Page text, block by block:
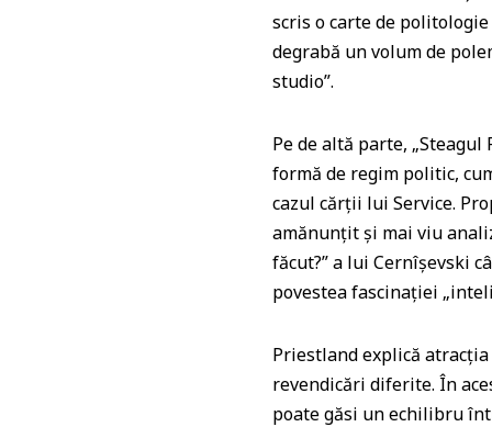
scris o carte de
degrabă un volum de
studio”.
Pe de altă parte,
formă de regim politic,
cazul cărţii lui Service.
amănunţit şi mai viu
făcut?” a lui Cernîşevski
povestea fascinaţiei
Priestland explică
revendicări diferite. În
poate găsi un echilibru